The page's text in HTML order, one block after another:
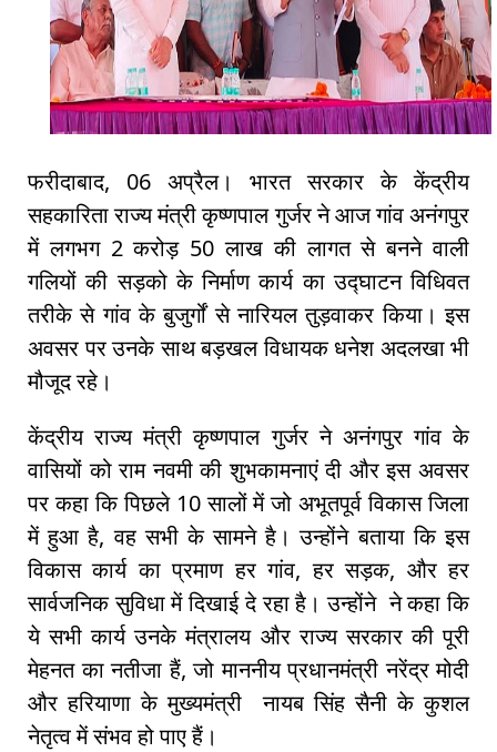
फरीदाबाद, 06 अप्रैल। भारत सरकार के केंद्रीय
सहकारिता राज्य मंत्री कृष्णपाल गुर्जर ने आज गांव अनंगपुर
में लगभग 2 करोड़ 50 लाख की लागत से बनने वाली
गलियों की सड़को के निर्माण कार्य का उद्घाटन विधिवत
तरीके से गांव के बुजुर्गों से नारियल तुड़वाकर किया। इस
अवसर पर उनके साथ बड़खल विधायक धनेश अदलखा भी
मौजूद रहे।
केंद्रीय राज्य मंत्री कृष्णपाल गुर्जर ने अनंगपुर गांव के
वासियों को राम नवमी की शुभकामनाएं दी और इस अवसर
पर कहा कि पिछले 10 सालों में जो अभूतपूर्व विकास जिला
में हुआ है, वह सभी के सामने है। उन्होंने बताया कि इस
विकास कार्य का प्रमाण हर गांव, हर सड़क, और हर
सार्वजनिक सुविधा में दिखाई दे रहा है। उन्होंने ने कहा कि
ये सभी कार्य उनके मंत्रालय और राज्य सरकार की पूरी
मेहनत का नतीजा हैं, जो माननीय प्रधानमंत्री नरेंद्र मोदी
और हरियाणा के मुख्यमंत्री नायब सिंह सैनी के कुशल
नेतृत्व में संभव हो पाए हैं।